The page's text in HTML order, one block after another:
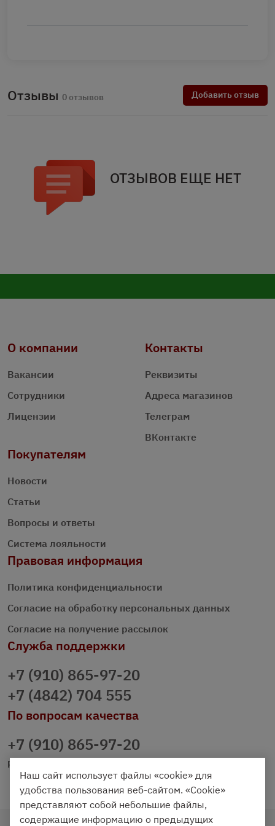
Отзывы 0 отзывов Добавить отзыв
ОТЗЫВОВ ЕЩЕ НЕТ
О компании
Вакансии
Сотрудники
Лицензии
Контакты
Реквизиты
Адреса магазинов
Телеграм
ВКонтакте
Покупателям
Новости
Статьи
Вопросы и ответы
Система лояльности
Правовая информация
Политика конфиденциальности
Согласие на обработку персональных данных
Согласие на получение рассылок
Служба поддержки
+7 (910) 865-97-20
+7 (4842) 704 555
По вопросам качества
+7 (910) 865-97-20
prazdnichniy40@palmi.ru
Наш сайт использует файлы «cookie» для
удобства пользования веб-сайтом. «Cookie»
представляют собой небольшие файлы,
содержащие информацию о предыдущих